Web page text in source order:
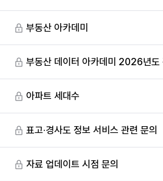
부동산 아카데미
부동산 데이터 아카데미 2026년도
아파트 세대수
표고·경사도 정보 서비스 관련 문의
자료 업데이트 시점 문의